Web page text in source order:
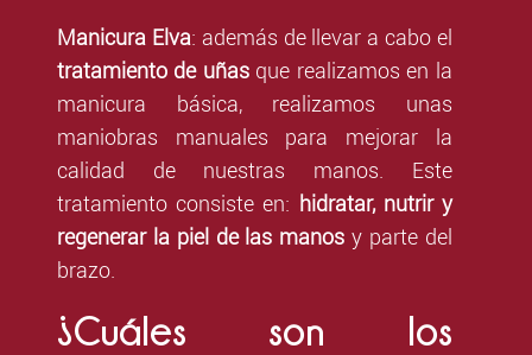
Manicura Elva: además de llevar a cabo el
tratamiento de uñasque realizamos en la
manicura básica, realizamos unas
maniobras manuales para mejorar la
calidad de nuestras manos. Este
tratamiento consiste en: hidratar, nutrir y
regenerar la piel de las manosy parte del
brazo.
¿Cuáles son los